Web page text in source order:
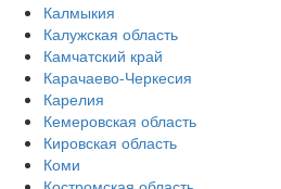
Калмыкия
Калужская область
Камчатский край
Карачаево-Черкесия
Карелия
Кемеровская область
Кировская область
Коми